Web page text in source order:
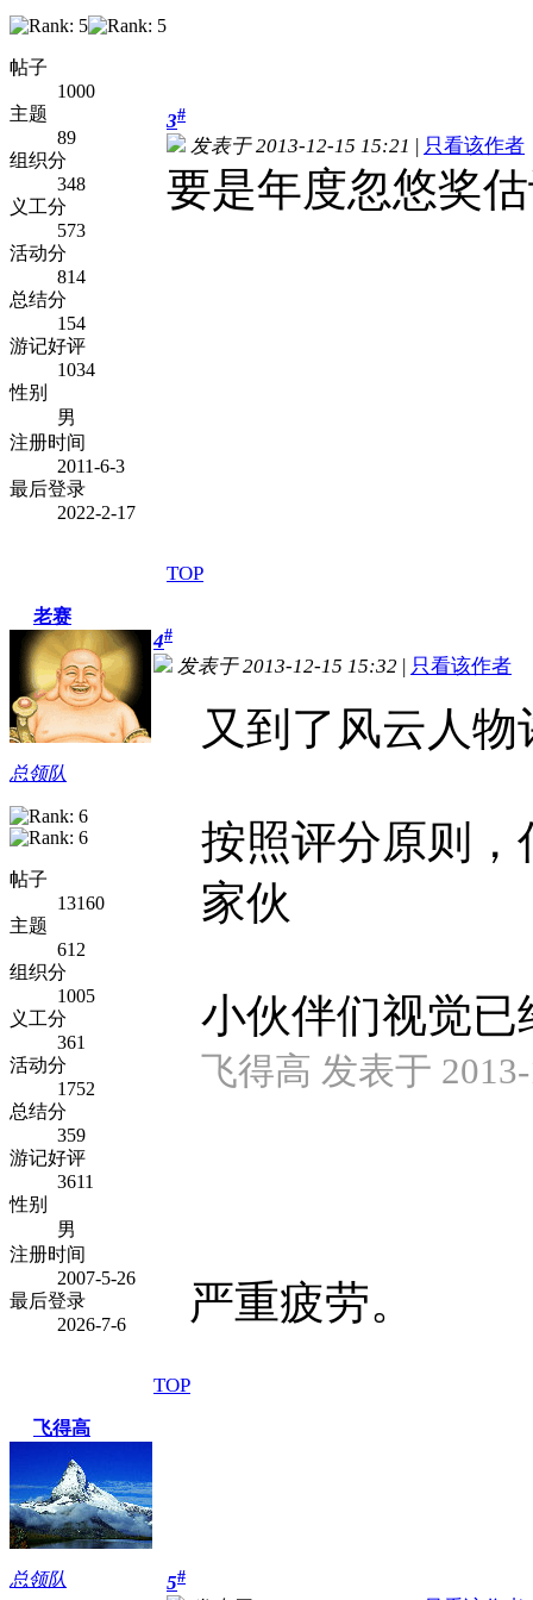
帖子
1000
主题
89
组织分
348
义工分
573
活动分
814
总结分
154
游记好评
1034
性别
男
注册时间
2011-6-3
最后登录
2022-2-17
3#
发表于 2013-12-15 15:21 | 只看该作者
要是年度忽悠奖
TOP
老赛
总领队
帖子
13160
主题
612
组织分
1005
义工分
361
活动分
1752
总结分
359
游记好评
3611
性别
男
注册时间
2007-5-26
最后登录
2026-7-6
4#
发表于 2013-12-15 15:32 | 只看该作者
又到了风云人
按照评分原则
家伙
小伙伴们视觉已
飞得高 发表于
严重疲劳。
TOP
飞得高
总领队 5#